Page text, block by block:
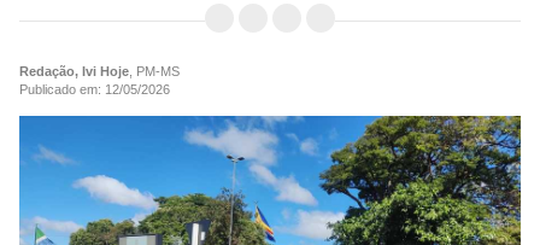
Redação, Ivi Hoje , PM-MS
Publicado em: 12/05/2026